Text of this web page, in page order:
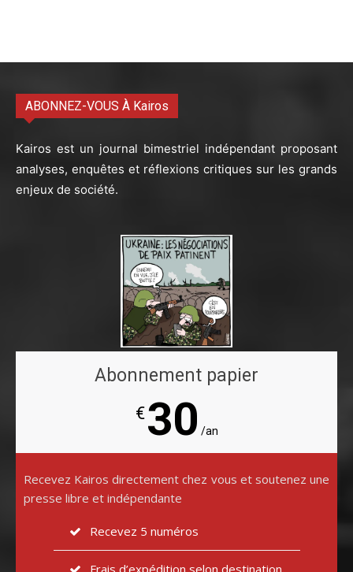
ABONNEZ-VOUS À Kairos
Kairos est un journal bimestriel indépendant proposant
analyses, enquêtes et réflexions critiques sur les grands
enjeux de société.
Abonnement papier
€30 /an
Recevez Kairos directement chez vous et soutenez une
presse libre et indépendante
Recevez 5 numéros